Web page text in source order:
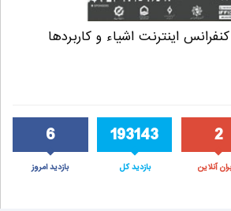
اینترنت اشیاء و کاربردها
6
بازدید امروز
193143
بازدید کل
2
آنلاین